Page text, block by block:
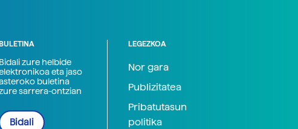
Bidali zure helbide
eta jaso
buletina
sarrera-ontzian
Bidali
LEGEZKOA
Nor gara
Publizitatea
Pribatutasun
politika